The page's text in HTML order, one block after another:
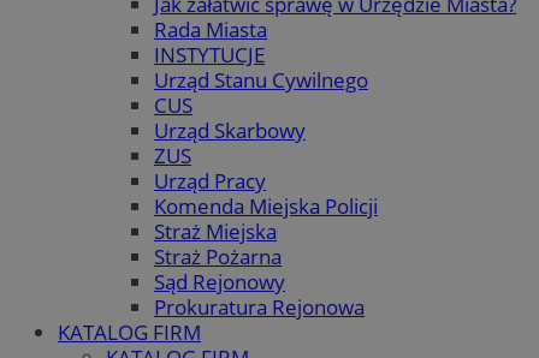
Rada Miasta
INSTYTUCJE
Urząd Stanu Cywilnego
CUS
Urząd Skarbowy
ZUS
Urząd Pracy
Komenda Miejska Policji
Straż Miejska
Straż Pożarna
Sąd Rejonowy
Prokuratura Rejonowa
KATALOG FIRM